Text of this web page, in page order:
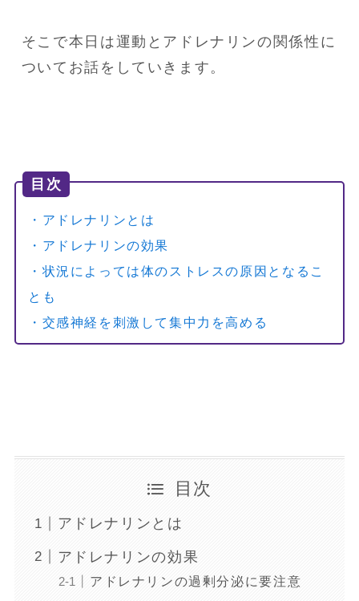
そこで本日は運動とアドレナリンの関係性に
ついてお話をしていきます。
目次
・アドレナリンとは
・アドレナリンの効果
・状況によっては体のストレスの原因となるこ
とも
・交感神経を刺激して集中力を高める
目次
アドレナリンとは
アドレナリンの効果
アドレナリンの過剰分泌に要注意